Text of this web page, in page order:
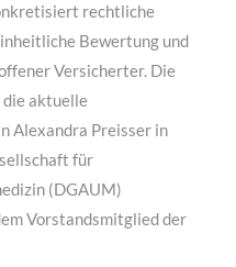
rechtliche
Bewertung und
Versicherter. Die
aktuelle
Alexandra Preisser in
für
(DGAUM)
Vorstandsmitglied der